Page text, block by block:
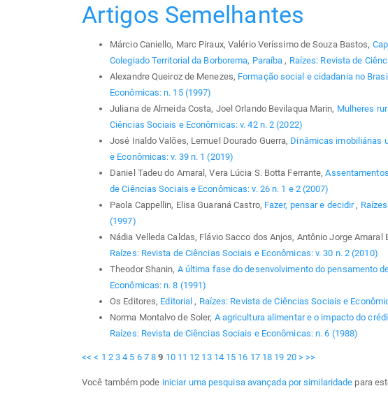
Artigos Semelhantes
Márcio Caniello, Marc Piraux, Valério Veríssimo de Souza Bastos,
Colegiado Territorial da Borborema, Paraíba , Raízes: Revista de
Alexandre Queiroz de Menezes, Formação social e cidadania no
Econômicas: n. 15 (1997)
Juliana de Almeida Costa, Joel Orlando Bevilaqua Marin, Mulheres
Ciências Sociais e Econômicas: v. 42 n. 2 (2022)
José Inaldo Valões, Lemuel Dourado Guerra, Dinâmicas imobiliárias
e Econômicas: v. 39 n. 1 (2019)
Daniel Tadeu do Amaral, Vera Lúcia S. Botta Ferrante,
de Ciências Sociais e Econômicas: v. 26 n. 1 e 2 (2007)
Paola Cappellin, Elisa Guaraná Castro, Fazer, pensar e decidir ,
(1997)
Nádia Velleda Caldas, Flávio Sacco dos Anjos, Antônio Jorge Amaral
Raízes: Revista de Ciências Sociais e Econômicas: v. 30 n. 2 (2010)
Theodor Shanin, A última fase do desenvolvimento do pensamento
Econômicas: n. 8 (1991)
Os Editores, Editorial , Raízes: Revista de Ciências Sociais e
Norma Montalvo de Soler, A agricultura alimentar e o impacto do
Raízes: Revista de Ciências Sociais e Econômicas: n. 6 (1988)
<< < 1 2 3 4 5 6 7 8 9 10 11 12 13 14 15 16 17 18 19 20 > >>
Você também pode iniciar uma pesquisa avançada por similaridade para